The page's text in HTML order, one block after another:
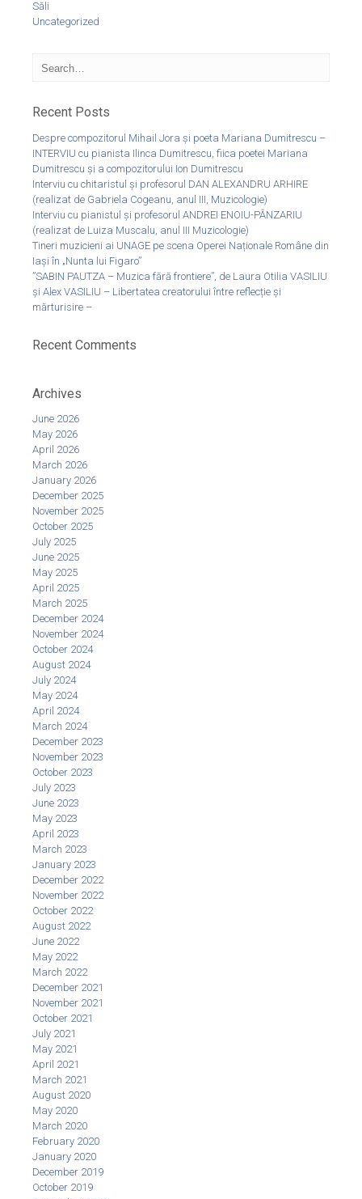
Săli
Uncategorized
Recent Posts
Despre compozitorul Mihail Jora și poeta Mariana Dumitrescu –
INTERVIU cu pianista Ilinca Dumitrescu, fiica poetei Mariana
Dumitrescu și a compozitorului Ion Dumitrescu
Interviu cu chitaristul și profesorul DAN ALEXANDRU ARHIRE
(realizat de Gabriela Cogeanu, anul III, Muzicologie)
Interviu cu pianistul și profesorul ANDREI ENOIU-PÂNZARIU
(realizat de Luiza Muscalu, anul III Muzicologie)
Tineri muzicieni ai UNAGE pe scena Operei Naționale Române din
Iași în „Nunta lui Figaro”
”SABIN PAUTZA – Muzica fără frontiere”, de Laura Otilia VASILIU
și Alex VASILIU – Libertatea creatorului între reflecție și
mărturisire –
Recent Comments
Archives
June 2026
May 2026
April 2026
March 2026
January 2026
December 2025
November 2025
October 2025
July 2025
June 2025
May 2025
April 2025
March 2025
December 2024
November 2024
October 2024
August 2024
July 2024
May 2024
April 2024
March 2024
December 2023
November 2023
October 2023
July 2023
June 2023
May 2023
April 2023
March 2023
January 2023
December 2022
November 2022
October 2022
August 2022
June 2022
May 2022
March 2022
December 2021
November 2021
October 2021
July 2021
May 2021
April 2021
March 2021
August 2020
May 2020
March 2020
February 2020
January 2020
December 2019
October 2019